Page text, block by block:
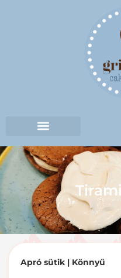
Apró sütik | Könnyű